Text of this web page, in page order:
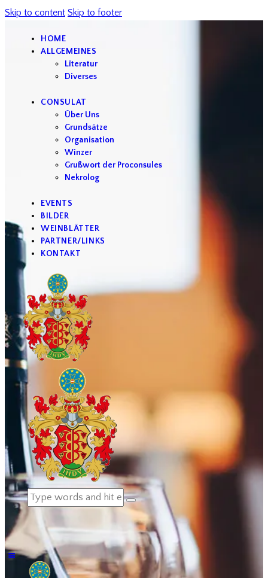
Skip to content Skip to footer
HOME
ALLGEMEINES
Literatur
Diverses
CONSULAT
Über Uns
Grundsätze
Organisation
Winzer
Grußwort der Proconsules
Nekrolog
EVENTS
BILDER
WEINBLÄTTER
PARTNER/LINKS
KONTAKT